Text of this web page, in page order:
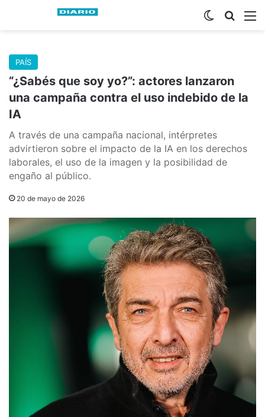
Buscar
Switch skin
PAÍS
“¿Sabés que soy yo?”: actores lanzaron
una campaña contra el uso indebido de la
IA
A través de una campaña nacional, intérpretes
advirtieron sobre el impacto de la IA en los derechos
laborales, el uso de la imagen y la posibilidad de
engaño al público.
20 de mayo de 2026